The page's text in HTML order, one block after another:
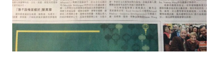
宾
欢
聚
一
堂